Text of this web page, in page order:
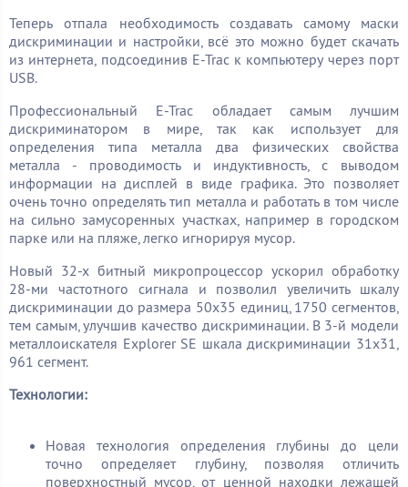
Теперь отпала необходимость создавать самому маски
дискриминации и настройки, всё это можно будет скачать
из интернета, подсоединив E-Trac к компьютеру через порт
USB.
Профессиональный E-Trac обладает самым лучшим
дискриминатором в мире, так как использует для
определения типа металла два физических свойства
металла - проводимость и индуктивность, с выводом
информации на дисплей в виде графика. Это позволяет
очень точно определять тип металла и работать в том числе
на сильно замусоренных участках, например в городском
парке или на пляже, легко игнорируя мусор.
Новый 32-х битный микропроцессор ускорил обработку
28-ми частотного сигнала и позволил увеличить шкалу
дискриминации до размера 50х35 единиц, 1750 сегментов,
тем самым, улучшив качество дискриминации. В 3-й модели
металлоискателя Explorer SE шкала дискриминации 31х31,
961 сегмент.
Технологии:
Новая технология определения глубины до цели
точно определяет глубину, позволяя отличить
поверхностный мусор, от ценной находки лежащей